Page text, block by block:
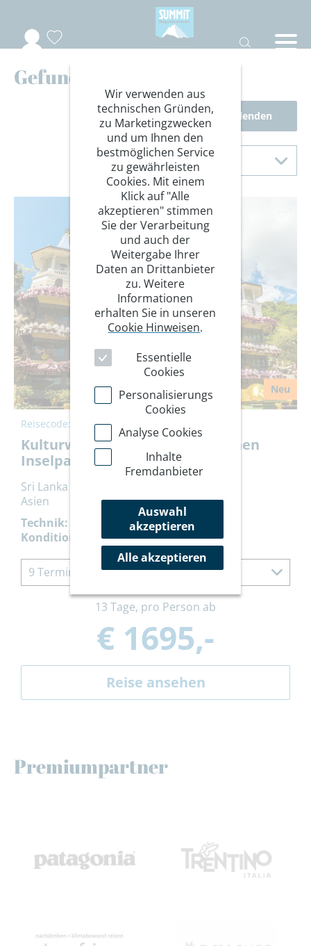
Gefundene Reisen
Filter einblenden
Sortierung
Sortieren nach
Neu
Reisecode: SRTAG
Kulturwanderungen im tropischen
Inselparadies
Sri Lanka
Asien
Technik:
Kondition:
9 Termine à 13 Tage
13 Tage, pro Person ab
€ 1695,-
Reise ansehen
Premiumpartner
Wir verwenden aus
technischen Gründen,
zu Marketingzwecken
und um Ihnen den
bestmöglichen Service
zu gewährleisten
Cookies. Mit einem
Klick auf "Alle
akzeptieren" stimmen
Sie der Verarbeitung
und auch der
Weitergabe Ihrer
Daten an Drittanbieter
zu. Weitere
Informationen
erhalten Sie in unseren
Cookie Hinweisen.
Essentielle
Cookies
Personalisierungs
Cookies
Analyse Cookies
Inhalte
Fremdanbieter
Auswahl
akzeptieren
Alle akzeptieren